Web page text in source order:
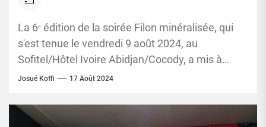
La 6ᵉ édition de la soirée Filon minéralisée, qui
s'est tenue le vendredi 9 août 2024, au
Sofitel/Hôtel Ivoire Abidjan/Cocody, a mis à
l'honneur plusieurs...
Josué Koffi 17 Août 2024